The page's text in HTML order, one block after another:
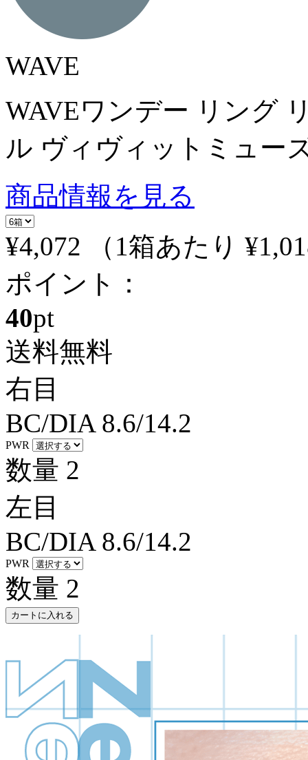
WAVE
WAVEワンデー リング
ル ヴィヴィットミュー
商品情報を見る
¥4,072
（1箱あたり
ポイント：
40pt
送料無料
右目
BC/DIA 8.6/14.2
PWR
数量 2
左目
BC/DIA 8.6/14.2
PWR
数量 2
カートに入れる